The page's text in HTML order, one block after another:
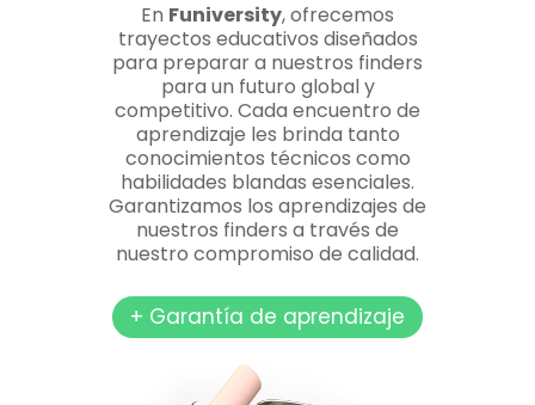
En Funiversity, ofrecemos
trayectos educativos diseñados
para preparar a nuestros finders
para un futuro global y
competitivo. Cada encuentro de
aprendizaje les brinda tanto
conocimientos técnicos como
habilidades blandas esenciales.
Garantizamos los aprendizajes de
nuestros finders a través de
nuestro compromiso de calidad.
+ Garantía de aprendizaje